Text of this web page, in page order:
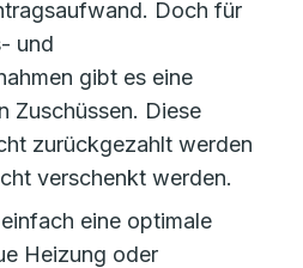
Doch für
und
gibt es eine
Zuschüssen. Diese
zurückgezahlt werden
verschenkt werden.
eine optimale
Heizung oder